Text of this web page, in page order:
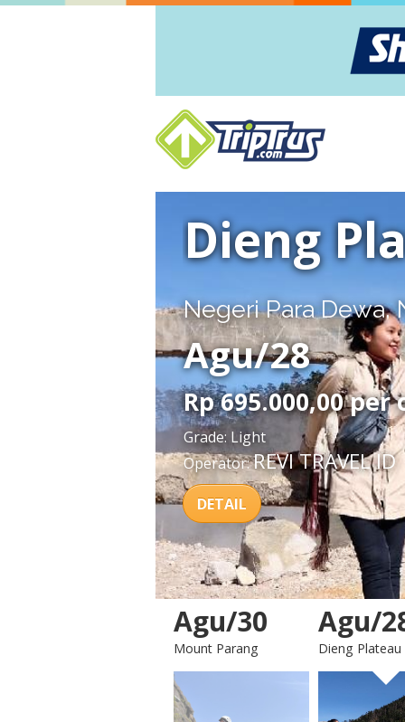
Dieng
Negeri Para Dewa,
Agu/28
Rp 695.000,00 per
Grade: Light
Operator:REVI TRAVEL ID
DETAIL
Agu/30
Mount Parang
Agu/
Dieng Plateau